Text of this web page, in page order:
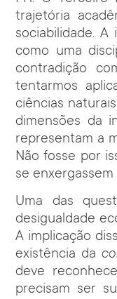
trajetória
sociabilidade.
como uma
contradição
tentarmos
ciências
dimensões da
representam a
Não fosse por
se
Uma das
desigualdade
A implicação
existência da
deve
precisam ser